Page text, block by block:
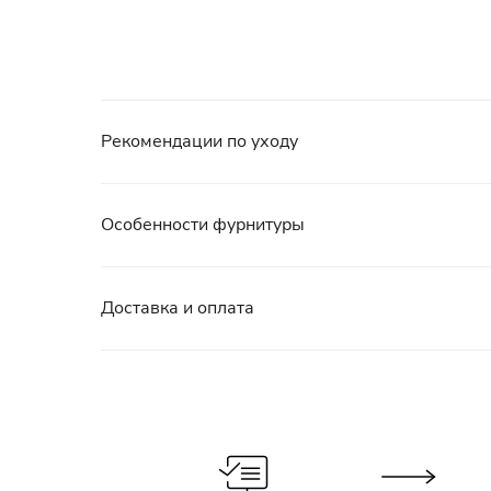
Рекомендации по уходу
Особенности фурнитуры
Доставка и оплата